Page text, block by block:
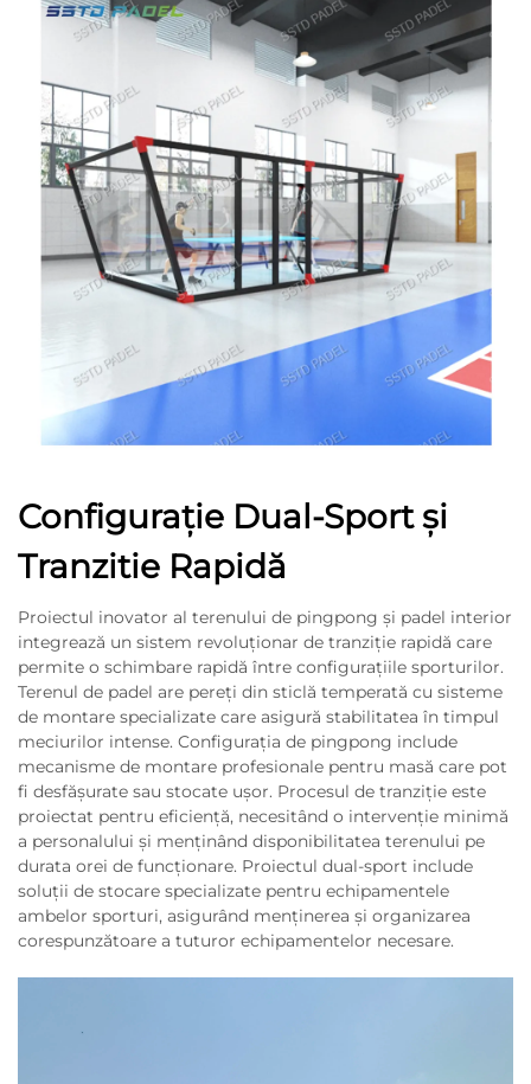
Configurație Dual-Sport și
Tranzitie Rapidă
Proiectul inovator al terenului de pingpong și padel interior
integrează un sistem revoluționar de tranziție rapidă care
permite o schimbare rapidă între configurațiile sporturilor.
Terenul de padel are pereți din sticlă temperată cu sisteme
de montare specializate care asigură stabilitatea în timpul
meciurilor intense. Configurația de pingpong include
mecanisme de montare profesionale pentru masă care pot
fi desfășurate sau stocate ușor. Procesul de tranziție este
proiectat pentru eficiență, necesitând o intervenție minimă
a personalului și menținând disponibilitatea terenului pe
durata orei de funcționare. Proiectul dual-sport include
soluții de stocare specializate pentru echipamentele
ambelor sporturi, asigurând menținerea și organizarea
corespunzătoare a tuturor echipamentelor necesare.